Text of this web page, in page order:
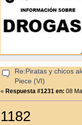
Re:Piratas y chicos
Piece (VI)
« Respuesta #1231 en: 08
1182